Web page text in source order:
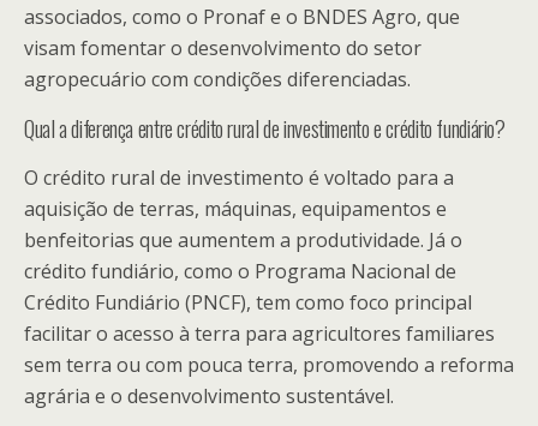
associados, como o Pronaf e o BNDES Agro, que
visam fomentar o desenvolvimento do setor
agropecuário com condições diferenciadas.
Qual a diferença entre crédito rural de investimento e crédito fundiário?
O crédito rural de investimento é voltado para a
aquisição de terras, máquinas, equipamentos e
benfeitorias que aumentem a produtividade. Já o
crédito fundiário, como o Programa Nacional de
Crédito Fundiário (PNCF), tem como foco principal
facilitar o acesso à terra para agricultores familiares
sem terra ou com pouca terra, promovendo a reforma
agrária e o desenvolvimento sustentável.